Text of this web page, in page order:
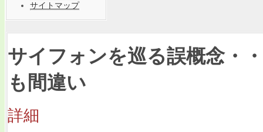
サイトマップ
サイフォンを巡る誤概念・
も間違い
詳細